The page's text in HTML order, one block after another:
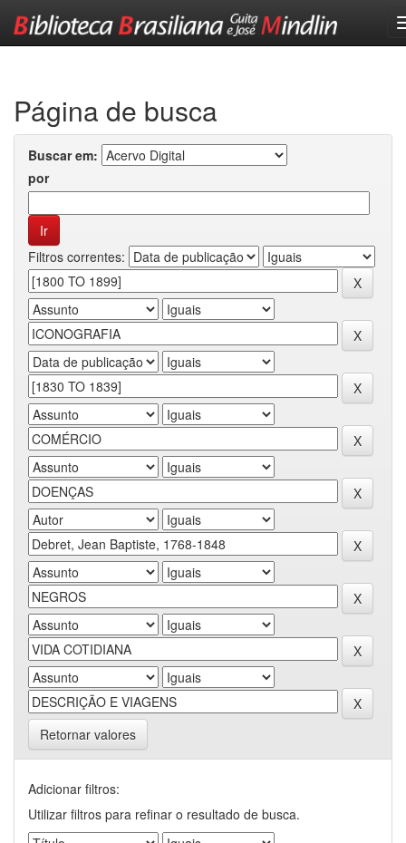
Página de busca
Buscar em:
por
Filtros correntes:
Retornar valores
Adicionar filtros:
Utilizar filtros para refinar o resultado de busca.